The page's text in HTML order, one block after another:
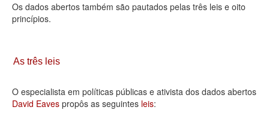
Agenda
Contato
Os dados abertos também são pautados pelas três leis e oito
princípios.
As três leis
O especialista em políticas públicas e ativista dos dados abertos
David Eaves propôs as seguintes leis: